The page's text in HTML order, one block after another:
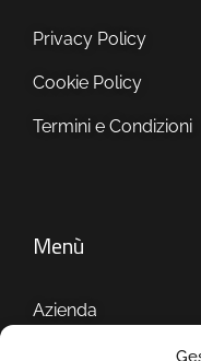
Privacy Policy
Cookie Policy
Termini e Condizioni
Menù
Azienda